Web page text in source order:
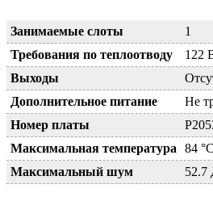
Занимаемые слоты
1
Требования по теплоотводу
122
Выходы
Дополнительное питание
Не
Номер платы
Максимальная температура
84 °C
Максимальный шум
52.7